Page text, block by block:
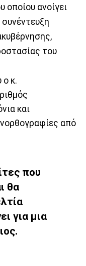
οποίου ανοίγει
του
ο κ.
και
από
που
θα
για μια